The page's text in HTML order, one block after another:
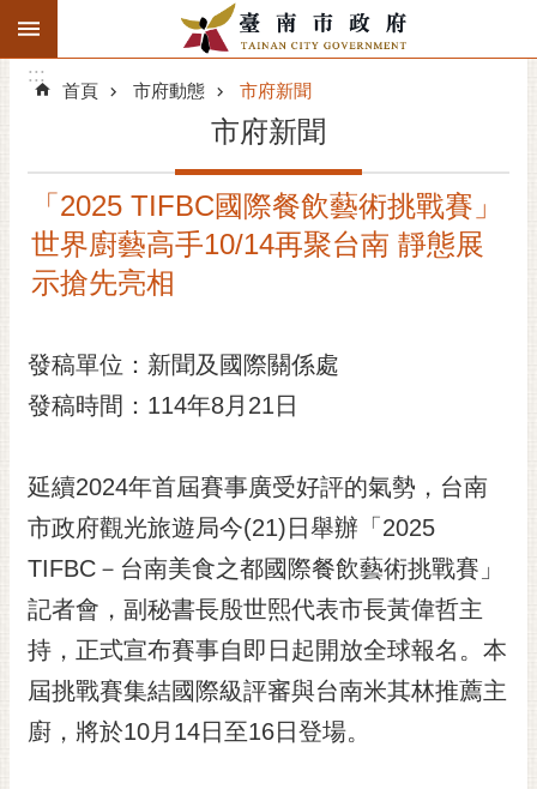
跳到主要內容區塊
搜
階
精彩府城
市府動態
市民互動
黃
偉
哲
光
花
:::
:::
首頁 市府動態 市府新聞
市府新聞
「2025 TIFBC國際餐飲藝術挑戰賽」
世界廚藝高手10/14再聚台南 靜態展
示搶先亮相
發稿單位：新聞及國際關係處
發稿時間：114年8月21日
延續2024年首屆賽事廣受好評的氣勢，台南
市政府觀光旅遊局今(21)日舉辦「2025
TIFBC－台南美食之都國際餐飲藝術挑戰賽」
記者會，副秘書長殷世熙代表市長黃偉哲主
持，正式宣布賽事自即日起開放全球報名。本
屆挑戰賽集結國際級評審與台南米其林推薦主
廚，將於10月14日至16日登場。